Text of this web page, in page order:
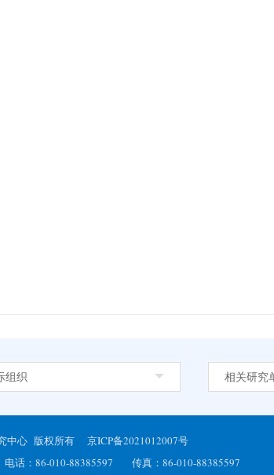
组织 相关研究
中心 版权所有 京ICP备2021012007号
话：86-010-88385597 传真：86-010-88385597